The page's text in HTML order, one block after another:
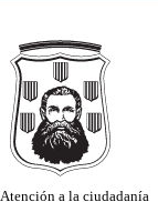
Atención a la ciudadanía